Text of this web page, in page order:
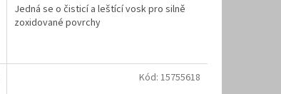
Jedná se o čisticí a leštící vosk pro silně
zoxidované povrchy
Kód: 15755618